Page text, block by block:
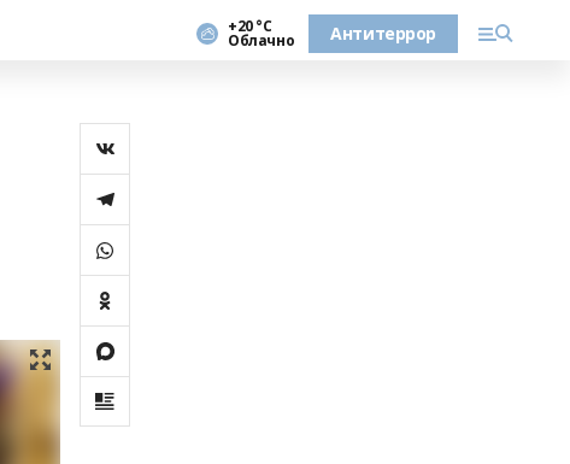
+20 °С
Облачно Антитеррор